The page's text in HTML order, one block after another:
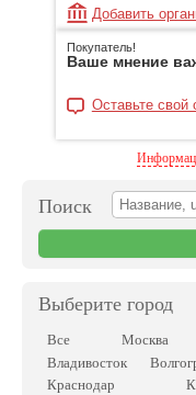
Добавить
Покупатель!
Ваше мнение
Оставьте свой
Поиск
Выберите город
Все Москва
Владивосток
Краснодар